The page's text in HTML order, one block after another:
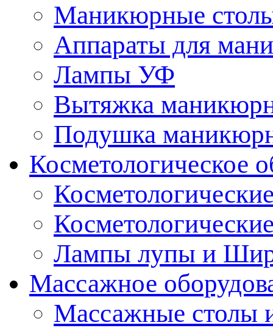
Маникюрные
Аппараты для
Лампы УФ
Вытяжка
Подушка
Косметологическое
Лампы лупы и
Массажное
Массажные столы